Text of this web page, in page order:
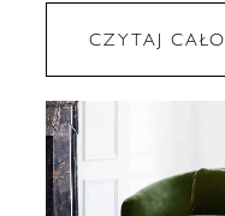
CZYTAJ